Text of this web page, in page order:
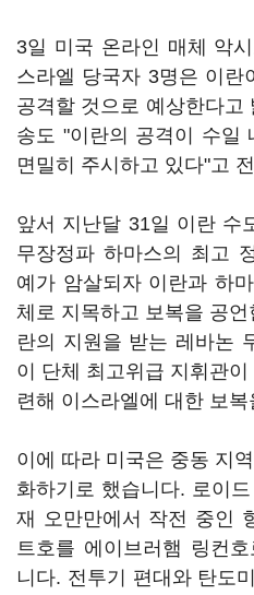
3일 미국 온라인 매체 악
스라엘 당국자 3명은 이란
공격할 것으로 예상한다고
송도 "이란의 공격이 수일
면밀히 주시하고 있다"고
앞서 지난달 31일 이란 수
무장정파 하마스의 최고
예가 암살되자 이란과 하
체로 지목하고 보복을 공언
란의 지원을 받는 레바논
이 단체 최고위급 지휘관
련해 이스라엘에 대한 보
이에 따라 미국은 중동 지
화하기로 했습니다. 로이
재 오만만에서 작전 중인
트호를 에이브러햄 링컨
니다. 전투기 편대와 탄도